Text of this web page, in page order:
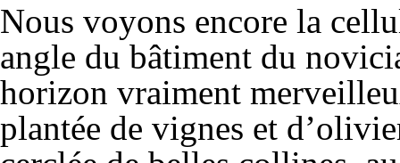
Nous voyons encore la
angle du bâtiment du
horizon vraiment
plantée de vignes et